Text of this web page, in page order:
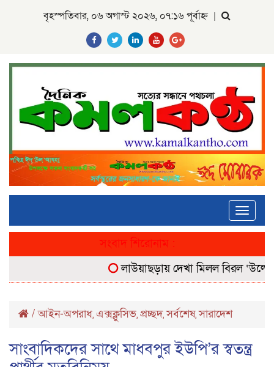
বৃহস্পতিবার, ০৬ অগাস্ট ২০২৬, ০৭:১৬ পূর্বাহ্ন |
Toggle
সংবাদ শিরোনাম :
লাউয়াছড়ায় দেখা মিলল বিরল
/আইন-অপরাধ, এক্সক্লুসিভ, প্রচ্ছদ,সর্বশেষ,সারাদেশ
সাংবাদিকদের সাথে মাধবপুর ইউপি’র স্বতন্ত্র